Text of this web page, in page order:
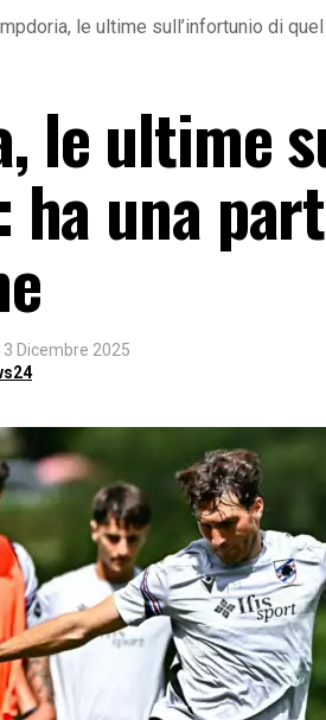
le ultime sull’infortunio di
le ultime
ha una
Dicembre 2025